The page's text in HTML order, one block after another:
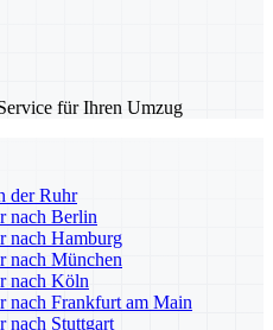
für Ihren Umzug
der Ruhr
nach Berlin
nach Hamburg
nach München
nach Köln
nach Frankfurt am Main
nach Stuttgart